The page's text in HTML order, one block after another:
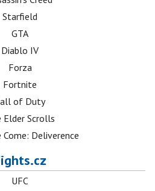
Starfield
GTA
Diablo IV
Forza
Fortnite
of Duty
Elder Scrolls
Come: Deliverence
UFC